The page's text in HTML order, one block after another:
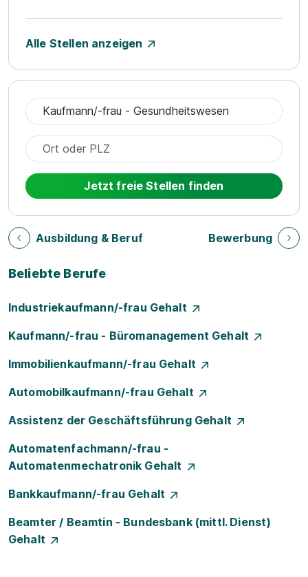
Alle Stellen anzeigen
Jetzt freie Stellen finden
Ausbildung & Beruf Bewerbung
Beliebte Berufe
Industriekaufmann/-frau Gehalt
Kaufmann/-frau - Büromanagement Gehalt
Immobilienkaufmann/-frau Gehalt
Automobilkaufmann/-frau Gehalt
Assistenz der Geschäftsführung Gehalt
Automatenfachmann/-frau -
Automatenmechatronik Gehalt
Bankkaufmann/-frau Gehalt
Beamter / Beamtin - Bundesbank (mittl. Dienst)
Gehalt